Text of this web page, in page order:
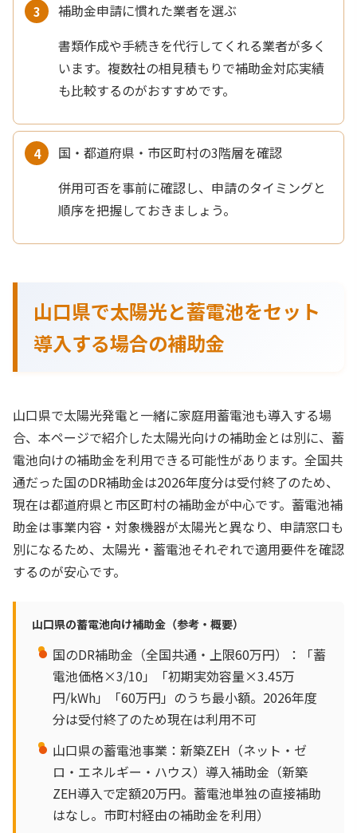
補助金申請に慣れた業者を選ぶ
書類作成や手続きを代行してくれる業者が多く
います。複数社の相見積もりで補助金対応実績
も比較するのがおすすめです。
国・都道府県・市区町村の3階層を確認
併用可否を事前に確認し、申請のタイミングと
順序を把握しておきましょう。
山口県で太陽光と蓄電池をセット
導入する場合の補助金
山口県で太陽光発電と一緒に家庭用蓄電池も導入する場
合、本ページで紹介した太陽光向けの補助金とは別に、蓄
電池向けの補助金を利用できる可能性があります。全国共
通だった国のDR補助金は2026年度分は受付終了のため、
現在は都道府県と市区町村の補助金が中心です。蓄電池補
助金は事業内容・対象機器が太陽光と異なり、申請窓口も
別になるため、太陽光・蓄電池それぞれで適用要件を確認
するのが安心です。
山口県の蓄電池向け補助金（参考・概要）
国のDR補助金（全国共通・上限60万円）：「蓄
電池価格×3/10」「初期実効容量×3.45万
円/kWh」「60万円」のうち最小額。2026年度
分は受付終了のため現在は利用不可
山口県の蓄電池事業：新築ZEH（ネット・ゼ
ロ・エネルギー・ハウス）導入補助金（新築
ZEH導入で定額20万円。蓄電池単独の直接補助
はなし。市町村経由の補助金を利用）